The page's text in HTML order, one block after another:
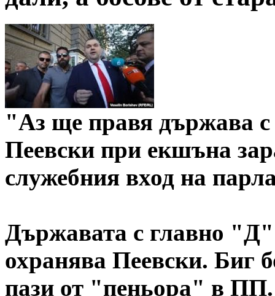
"Аз ще правя държава
Пеевски при екшъна
служебния вход на
Държавата с главно
охранява Пеевски. Биг
пази от "пеньора" в ПП.